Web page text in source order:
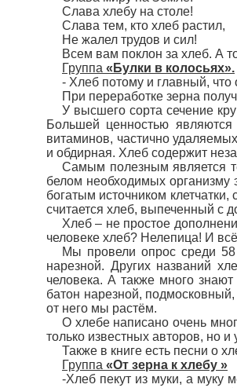
Слава хлебу на столе!
Слава тем, кто хлеб растил,
Не жалел трудов и сил!
Всем вам поклон за хлеб. А
Группа «Булки в колосьях».
- Хлеб потому и главный, что
При переработке зерна
У высшего сорта сечение
Большей ценностью
витаминов, частично
и обдирная. Хлеб содержит
Самым полезным является
белом необходимых
богатым источником
считается хлеб, выпеченный с
Хлеб – не простое
человеке хлеб? Нелепица! И
Мы провели опрос среди
нарезной. Других названий
человека. А также много
батон нарезной,
от него мы растём.
О хлебе написано очень
только известных авторов, но
Также в книге есть песни о
Группа «От зерна к хлебу »
-Хлеб пекут из муки, а муку